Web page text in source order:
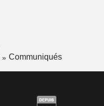
Communiqués